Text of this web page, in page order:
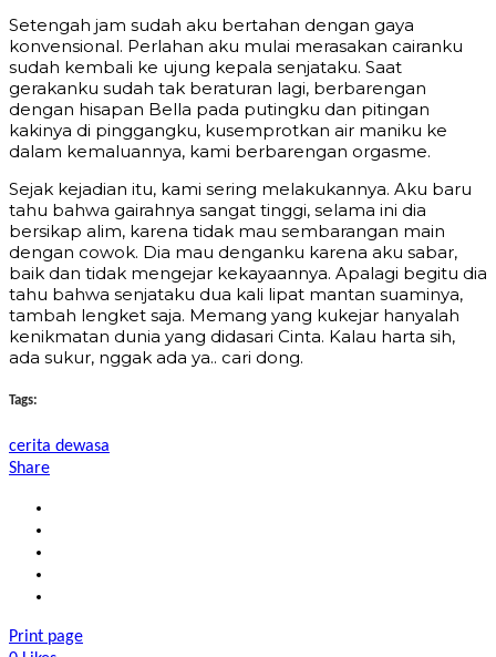
Setengah jam sudah aku bertahan dengan gaya
konvensional. Perlahan aku mulai merasakan cairanku
sudah kembali ke ujung kepala senjataku. Saat
gerakanku sudah tak beraturan lagi, berbarengan
dengan hisapan Bella pada putingku dan pitingan
kakinya di pinggangku, kusemprotkan air maniku ke
dalam kemaluannya, kami berbarengan orgasme.
Sejak kejadian itu, kami sering melakukannya. Aku baru
tahu bahwa gairahnya sangat tinggi, selama ini dia
bersikap alim, karena tidak mau sembarangan main
dengan cowok. Dia mau denganku karena aku sabar,
baik dan tidak mengejar kekayaannya. Apalagi begitu dia
tahu bahwa senjataku dua kali lipat mantan suaminya,
tambah lengket saja. Memang yang kukejar hanyalah
kenikmatan dunia yang didasari Cinta. Kalau harta sih,
ada sukur, nggak ada ya.. cari dong.
Tags:
cerita dewasa
Share
Print page